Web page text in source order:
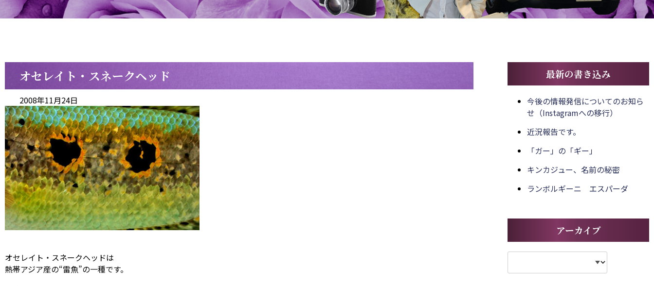
オセレイト・スネークヘッド
2008年11月24日
オセレイト・スネークヘッドは
熱帯アジア産の“雷魚”の一種です。
最新の書き込み
今後の情報発信についてのお知ら
せ（Instagramへの移行）
近況報告です。
「ガー」の「ギー」
キンカジュー、名前の秘密
ランボルギーニ エスパーダ
アーカイブ